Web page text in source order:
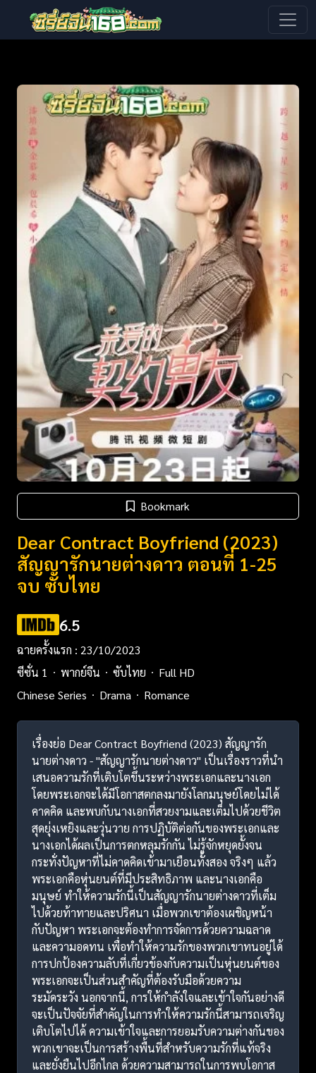
Bookmark
Dear Contract Boyfriend (2023)
สัญญารักนายต่างดาว ตอนที่ 1-25
จบ ซับไทย
6.5
ฉายครั้งแรก : 23/10/2023
ซีซั่น 1
พากย์จีน ซับไทย
Full HD
Chinese Series
Drama Romance
เรื่องย่อ Dear Contract Boyfriend (2023) สัญญารัก
นายต่างดาว - "สัญญารักนายต่างดาว" เป็นเรื่องราวที่นำ
เสนอความรักที่เติบโตขึ้นระหว่างพระเอกและนางเอก
โดยพระเอกจะได้มีโอกาสตกลงมายังโลกมนุษย์โดยไม่ได้
คาดคิด และพบกับนางเอกที่สวยงามและเต็มไปด้วยชีวิต
สุดยุ่งเหยิงและวุ่นวาย การปฏิบัติต่อกันของพระเอกและ
นางเอกได้ผลเป็นการตกหลุมรักกัน ไม่รู้จักหยุดยั้งจน
กระทั่งปัญหาที่ไม่คาดคิดเข้ามาเยือนทั้งสอง จริงๆ แล้ว
พระเอกคือหุ่นยนต์ที่มีประสิทธิภาพ และนางเอกคือ
มนุษย์ ทำให้ความรักนี้เป็นสัญญารักนายต่างดาวที่เต็ม
ไปด้วยท้าทายและปริศนา เมื่อพวกเขาต้องเผชิญหน้า
กับปัญหา พระเอกจะต้องทำการจัดการด้วยความฉลาด
และความอดทน เพื่อทำให้ความรักของพวกเขาทนอยู่ได้
การปกป้องความลับที่เกี่ยวข้องกับความเป็นหุ่นยนต์ของ
พระเอกจะเป็นส่วนสำคัญที่ต้องรับมือด้วยความ
ระมัดระวัง นอกจากนี้, การให้กำลังใจและเข้าใจกันอย่างดี
จะเป็นปัจจัยที่สำคัญในการทำให้ความรักนี้สามารถเจริญ
เติบโตไปได้ ความเข้าใจและการยอมรับความต่างกันของ
พวกเขาจะเป็นการสร้างพื้นที่สำหรับความรักที่แท้จริง
และยั่งยืนไปอีกไกล ด้วยความสามารถในการพบโอกาส